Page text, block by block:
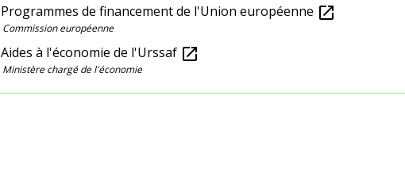
Programmes de financement de l'Union européenne open_in_new
Commission européenne
Aides à l'économie de l'Urssaf open_in_new
Ministère chargé de l'économie